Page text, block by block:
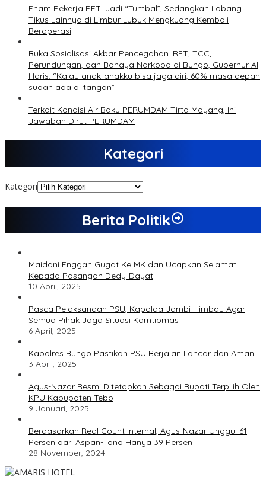
Enam Pekerja PETI Jadi “Tumbal”, Sedangkan Lobang
Tikus Lainnya di Limbur Lubuk Mengkuang Kembali
Beroperasi
Buka Sosialisasi Akbar Pencegahan IRET, TCC,
Perundungan, dan Bahaya Narkoba di Bungo, Gubernur Al
Haris: “Kalau anak-anakku bisa jaga diri, 60% masa depan
sudah ada di tangan”
Terkait Kondisi Air Baku PERUMDAM Tirta Mayang, Ini
Jawaban Dirut PERUMDAM
Kategori
Kategori
Berita Politik
Maidani Enggan Gugat Ke MK dan Ucapkan Selamat
Kepada Pasangan Dedy-Dayat
10 April, 2025
Pasca Pelaksanaan PSU, Kapolda Jambi Himbau Agar
Semua Pihak Jaga Situasi Kamtibmas
6 April, 2025
Kapolres Bungo Pastikan PSU Berjalan Lancar dan Aman
3 April, 2025
Agus-Nazar Resmi Ditetapkan Sebagai Bupati Terpilih Oleh
KPU Kabupaten Tebo
9 Januari, 2025
Berdasarkan Real Count Internal, Agus-Nazar Unggul 61
Persen dari Aspan-Tono Hanya 39 Persen
28 November, 2024